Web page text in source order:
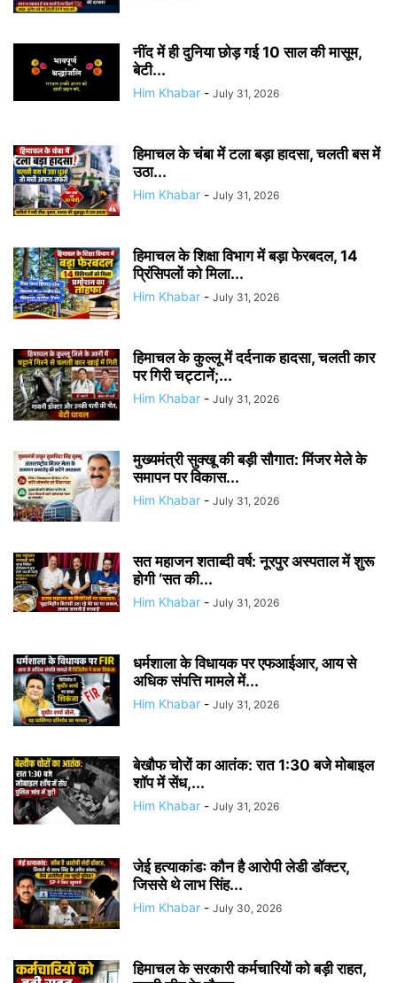
नींद में ही दुनिया छोड़ गई 10 साल की मासूम,
बेटी...
Him Khabar - July 31, 2026
हिमाचल के चंबा में टला बड़ा हादसा, चलती बस में
उठा...
Him Khabar - July 31, 2026
हिमाचल के शिक्षा विभाग में बड़ा फेरबदल, 14
प्रिंसिपलों को मिला...
Him Khabar - July 31, 2026
हिमाचल के कुल्लू में दर्दनाक हादसा, चलती कार
पर गिरी चट्टानें;...
Him Khabar - July 31, 2026
मुख्यमंत्री सुक्खू की बड़ी सौगात: मिंजर मेले के
समापन पर विकास...
Him Khabar - July 31, 2026
सत महाजन शताब्दी वर्ष: नूरपुर अस्पताल में शुरू
होगी ‘सत की...
Him Khabar - July 31, 2026
धर्मशाला के विधायक पर एफआईआर, आय से
अधिक संपत्ति मामले में...
Him Khabar - July 31, 2026
बेखौफ चोरों का आतंक: रात 1:30 बजे मोबाइल
शॉप में सेंध,...
Him Khabar - July 31, 2026
जेई हत्याकांडः कौन है आरोपी लेडी डॉक्टर,
जिससे थे लाभ सिंह...
Him Khabar - July 30, 2026
हिमाचल के सरकारी कर्मचारियों को बड़ी राहत,